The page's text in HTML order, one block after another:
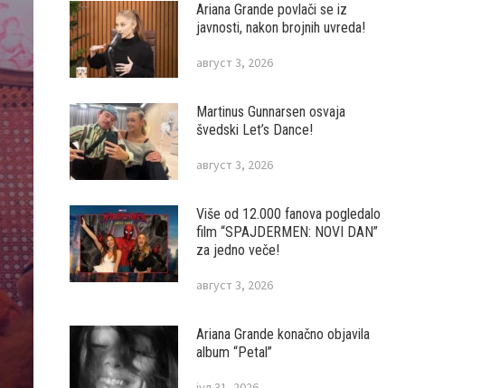
Ariana Grande povlači se iz
javnosti, nakon brojnih uvreda!
август 3, 2026
Martinus Gunnarsen osvaja
švedski Let’s Dance!
август 3, 2026
Više od 12.000 fanova pogledalo
film “SPAJDERMEN: NOVI DAN”
za jedno veče!
август 3, 2026
Ariana Grande konačno objavila
album “Petal”